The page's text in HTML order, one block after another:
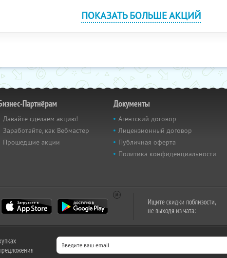
ПОКАЗАТЬ БОЛЬШЕ АКЦИЙ
Партнёрам
Давайте сделаем акцию!
Заработайте, как Вебмастер
Прошедшие акции
Документы
Агентский договор
Лицензионный договор
Публичная оферта
Политика конфиденциальности
Ищите скидки поблизости,
не выходя из чата: